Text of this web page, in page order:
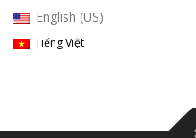
English (US)
Tiếng Việt